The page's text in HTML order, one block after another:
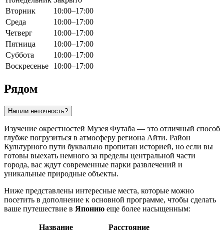
Вторник
10:00–17:00
Среда
10:00–17:00
Четверг
10:00–17:00
Пятница
10:00–17:00
Суббота
10:00–17:00
Воскресенье
10:00–17:00
Рядом
Нашли неточность?
Изучение окрестностей Музея Футаба — это отличный способ
глубже погрузиться в атмосферу региона Айти. Район
Культурного пути буквально пропитан историей, но если вы
готовы выехать немного за пределы центральной части
города, вас ждут современные парки развлечений и
уникальные природные объекты.
Ниже представлены интересные места, которые можно
посетить в дополнение к основной программе, чтобы сделать
ваше путешествие в Японию еще более насыщенным:
Название
Расстояние